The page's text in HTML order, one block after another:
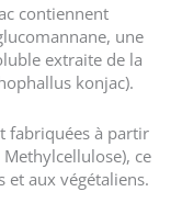
contiennent
une
extraite de la
konjac).
fabriquées à partir
ce
et aux végétaliens.